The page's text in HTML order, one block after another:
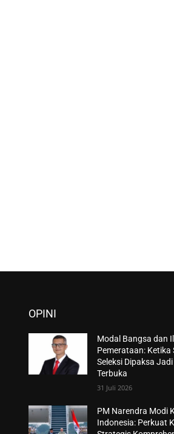
OPINI
Modal Bangsa dan
Pemerataan: Ketika
Seleksi Dipaksa
Terbuka
31 Juli 2026
PM Narendra Modi
Indonesia: Perkuat